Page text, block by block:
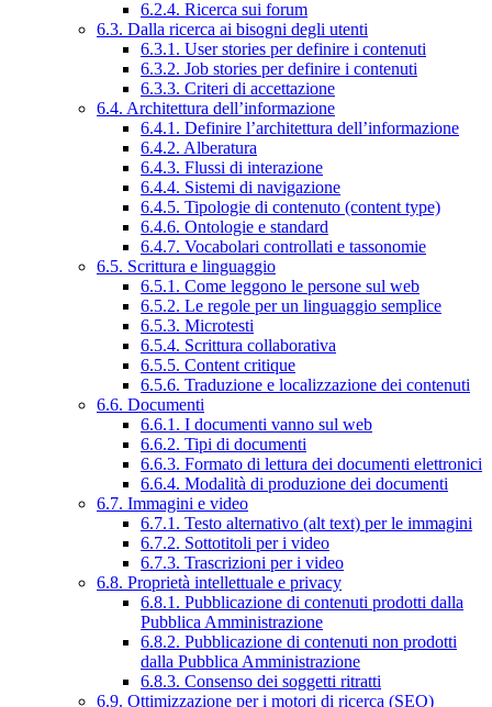
6.2.4. Ricerca sui forum
6.3. Dalla ricerca ai bisogni degli utenti
6.3.1. User stories per definire i contenuti
6.3.2. Job stories per definire i contenuti
6.3.3. Criteri di accettazione
6.4. Architettura dell’informazione
6.4.1. Definire l’architettura dell’informazione
6.4.2. Alberatura
6.4.3. Flussi di interazione
6.4.4. Sistemi di navigazione
6.4.5. Tipologie di contenuto (content type)
6.4.6. Ontologie e standard
6.4.7. Vocabolari controllati e tassonomie
6.5. Scrittura e linguaggio
6.5.1. Come leggono le persone sul web
6.5.2. Le regole per un linguaggio semplice
6.5.3. Microtesti
6.5.4. Scrittura collaborativa
6.5.5. Content critique
6.5.6. Traduzione e localizzazione dei contenuti
6.6. Documenti
6.6.1. I documenti vanno sul web
6.6.2. Tipi di documenti
6.6.3. Formato di lettura dei documenti elettronici
6.6.4. Modalità di produzione dei documenti
6.7. Immagini e video
6.7.1. Testo alternativo (alt text) per le immagini
6.7.2. Sottotitoli per i video
6.7.3. Trascrizioni per i video
6.8. Proprietà intellettuale e privacy
6.8.1. Pubblicazione di contenuti prodotti dalla
Pubblica Amministrazione
6.8.2. Pubblicazione di contenuti non prodotti
dalla Pubblica Amministrazione
6.8.3. Consenso dei soggetti ritratti
6.9. Ottimizzazione per i motori di ricerca (SEO)